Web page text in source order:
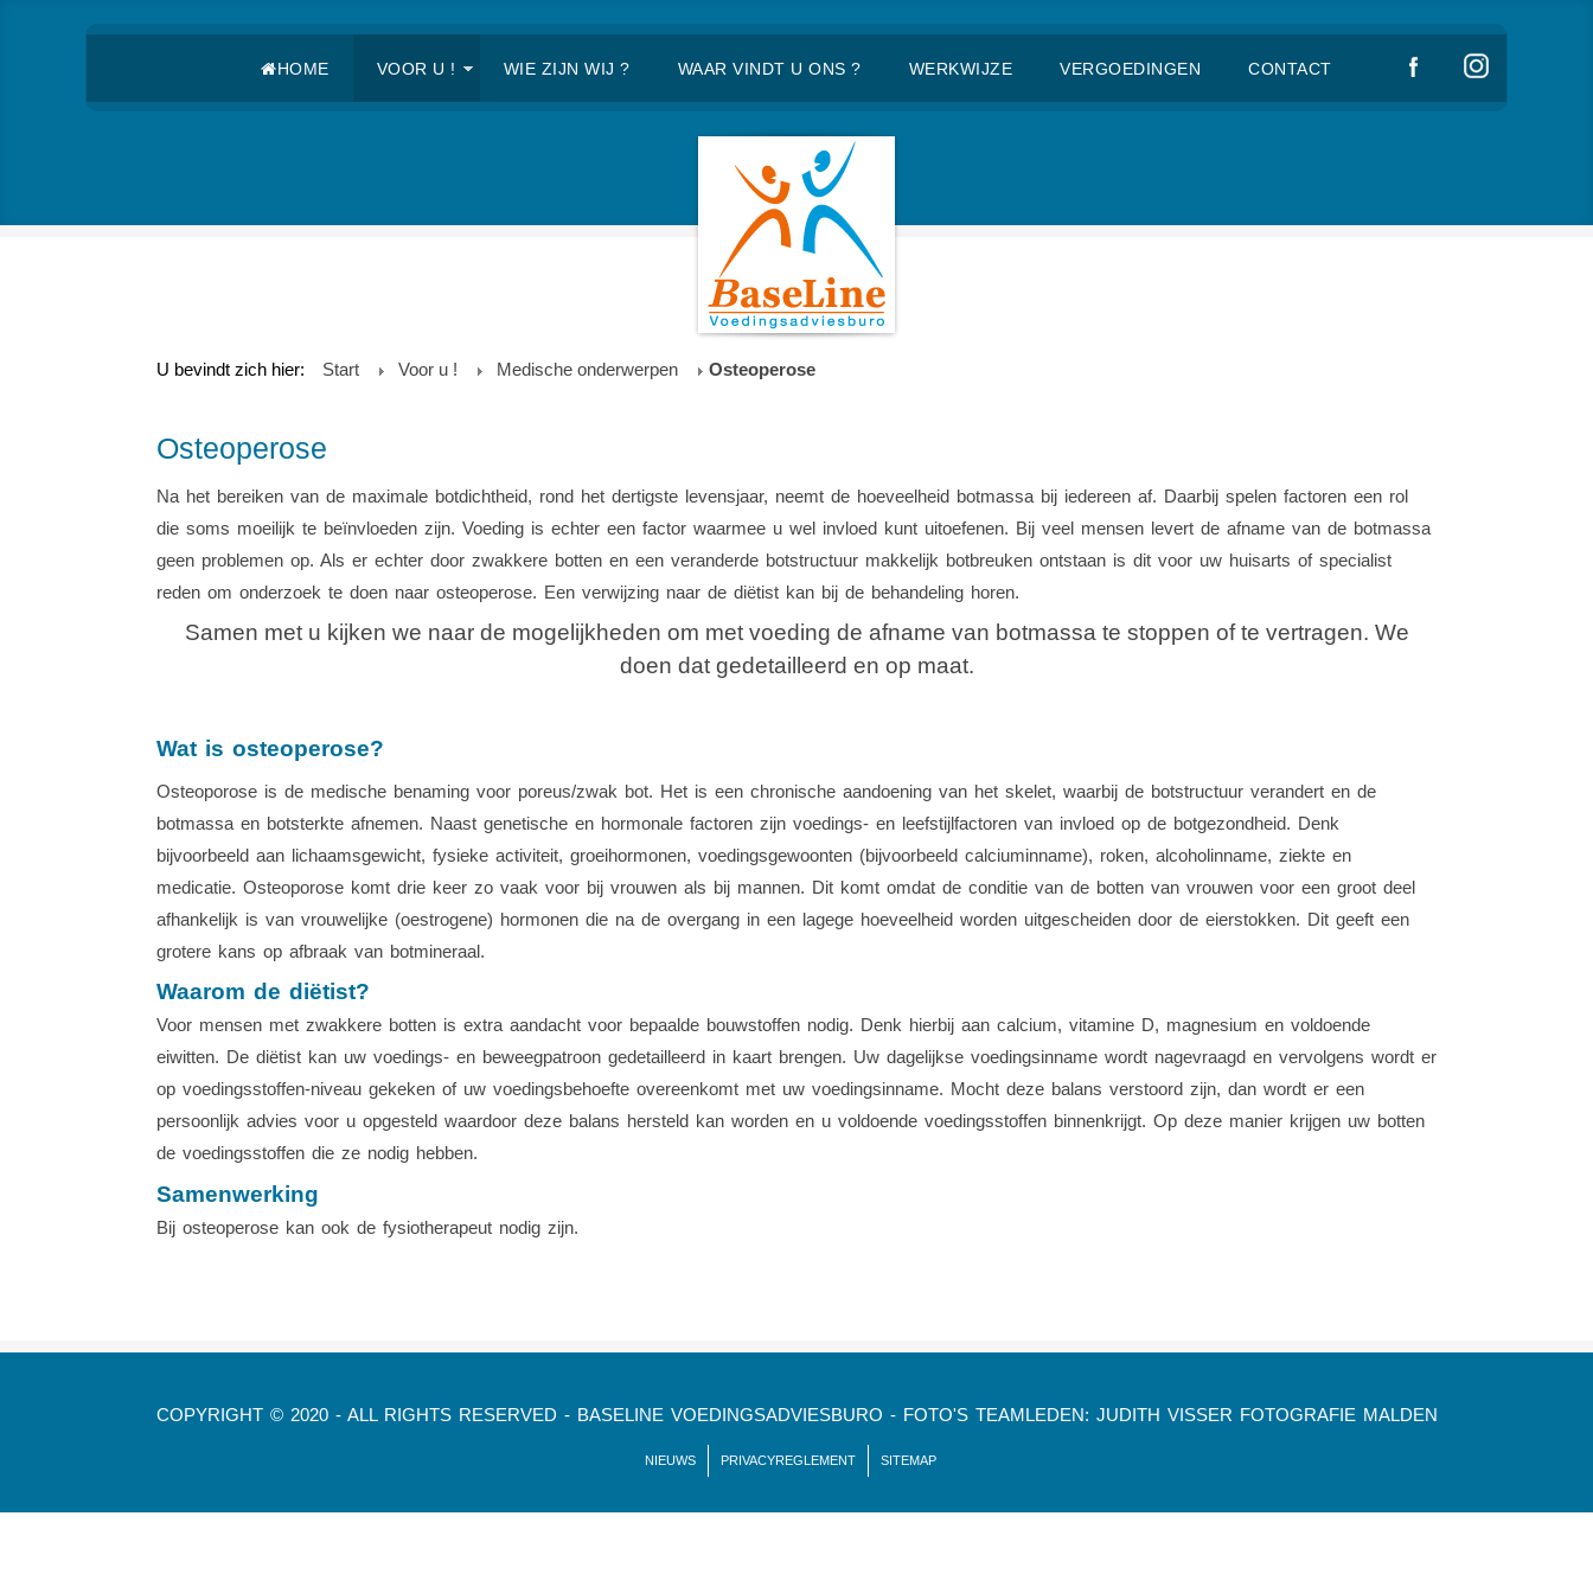
HOME VOOR U ! WIE ZIJN WIJ ? WAAR VINDT U ONS ? WERKWIJZE VERGOEDINGEN CONTACT
U bevindt zich hier: Start Voor u ! Medische onderwerpen Osteoperose
Osteoperose
Na het bereiken van de maximale botdichtheid, rond het dertigste levensjaar, neemt de hoeveelheid botmassa bij iedereen af. Daarbij spelen factoren een rol
die soms moeilijk te beïnvloeden zijn. Voeding is echter een factor waarmee u wel invloed kunt uitoefenen. Bij veel mensen levert de afname van de botmassa
geen problemen op. Als er echter door zwakkere botten en een veranderde botstructuur makkelijk botbreuken ontstaan is dit voor uw huisarts of specialist
reden om onderzoek te doen naar osteoperose. Een verwijzing naar de diëtist kan bij de behandeling horen.
Samen met u kijken we naar de mogelijkheden om met voeding de afname van botmassa te stoppen of te vertragen. We
doen dat gedetailleerd en op maat.
Wat is osteoperose?
Osteoporose is de medische benaming voor poreus/zwak bot. Het is een chronische aandoening van het skelet, waarbij de botstructuur verandert en de
botmassa en botsterkte afnemen. Naast genetische en hormonale factoren zijn voedings- en leefstijlfactoren van invloed op de botgezondheid. Denk
bijvoorbeeld aan lichaamsgewicht, fysieke activiteit, groeihormonen, voedingsgewoonten (bijvoorbeeld calciuminname), roken, alcoholinname, ziekte en
medicatie. Osteoporose komt drie keer zo vaak voor bij vrouwen als bij mannen. Dit komt omdat de conditie van de botten van vrouwen voor een groot deel
afhankelijk is van vrouwelijke (oestrogene) hormonen die na de overgang in een lagege hoeveelheid worden uitgescheiden door de eierstokken. Dit geeft een
grotere kans op afbraak van botmineraal.
Waarom de diëtist?
Voor mensen met zwakkere botten is extra aandacht voor bepaalde bouwstoffen nodig. Denk hierbij aan calcium, vitamine D, magnesium en voldoende
eiwitten. De diëtist kan uw voedings- en beweegpatroon gedetailleerd in kaart brengen. Uw dagelijkse voedingsinname wordt nagevraagd en vervolgens wordt er
op voedingsstoffen-niveau gekeken of uw voedingsbehoefte overeenkomt met uw voedingsinname. Mocht deze balans verstoord zijn, dan wordt er een
persoonlijk advies voor u opgesteld waardoor deze balans hersteld kan worden en u voldoende voedingsstoffen binnenkrijgt. Op deze manier krijgen uw botten
de voedingsstoffen die ze nodig hebben.
Samenwerking
Bij osteoperose kan ook de fysiotherapeut nodig zijn.
COPYRIGHT © 2020 - ALL RIGHTS RESERVED - BASELINE VOEDINGSADVIESBURO - FOTO'S TEAMLEDEN: JUDITH VISSER FOTOGRAFIE MALDEN
NIEUWS PRIVACYREGLEMENT SITEMAP